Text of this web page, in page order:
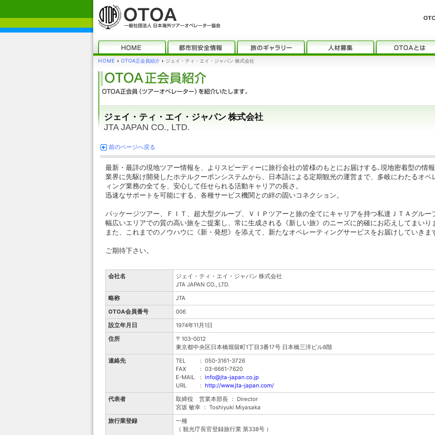
HOME › OTOA正会員紹介 › ジェイ・ティ・エイ・ジャパン 株式会社
ジェイ・ティ・エイ・ジャパン 株式会社
JTA JAPAN CO., LTD.
前のページへ戻る
最新・最詳の現地ツアー情報を、よりスピーディーに旅行会社の皆様のもとにお届けする､現地密着型の情
業界に先駆け開発したホテルクーポンシステムから、日本語による定期観光の運営まで、多岐にわたるオペ
ィング業務の全てを、安心して任せられる活動キャリアの長さ。
迅速なサポートを可能にする、各種サービス機関との絆の固いコネクション。
パッケージツアー、ＦＩＴ、超大型グループ、ＶＩＰツアーと旅の全てにキャリアを持つ私達ＪＴＡグルー
幅広いエリアでの質の高い旅をご提案し、常に生成される《新しい旅》のニーズに的確にお応えしてまいり
また、これまでのノウハウに《新・発想》を添えて、新たなオペレーティングサービスをお届けしていきま
ご期待下さい。
会社名
ジェイ・ティ・エイ・ジャパン 株式会社
JTA JAPAN CO., LTD.
略称
JTA
OTOA会員番号
006
設立年月日
1974年11月1日
住所
〒103-0012
東京都中央区日本橋堀留町1丁目3番17号 日本橋三洋ビル8階
連絡先
TEL : 050-3161-3726
FAX
: 03-6661-7620
E-MAIL
: info@jta-japan.co.jp
URL
: http://www.jta-japan.com/
代表者
取締役 営業本部長 ： Director
宮坂 敏幸 ： Toshiyuki Miyasaka
旅行業登録
一種
（ 観光庁長官登録旅行業 第338号 ）